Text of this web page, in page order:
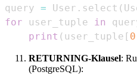
query = User . select (
for user_tuple in
print ( user_tuple [ 0
RETURNING-Klausel:
(PostgreSQL):